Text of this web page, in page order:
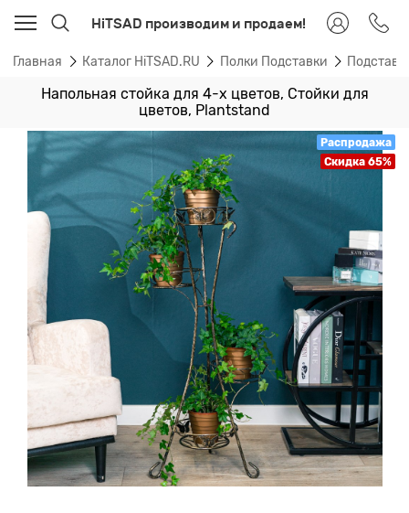
HiTSAD производим и продаем!
Главная Каталог HiTSAD.RU Полки Подставки
Напольная стойка для 4-х цветов, Стойки для
цветов, Plantstand
Распродажа
Скидка 65%